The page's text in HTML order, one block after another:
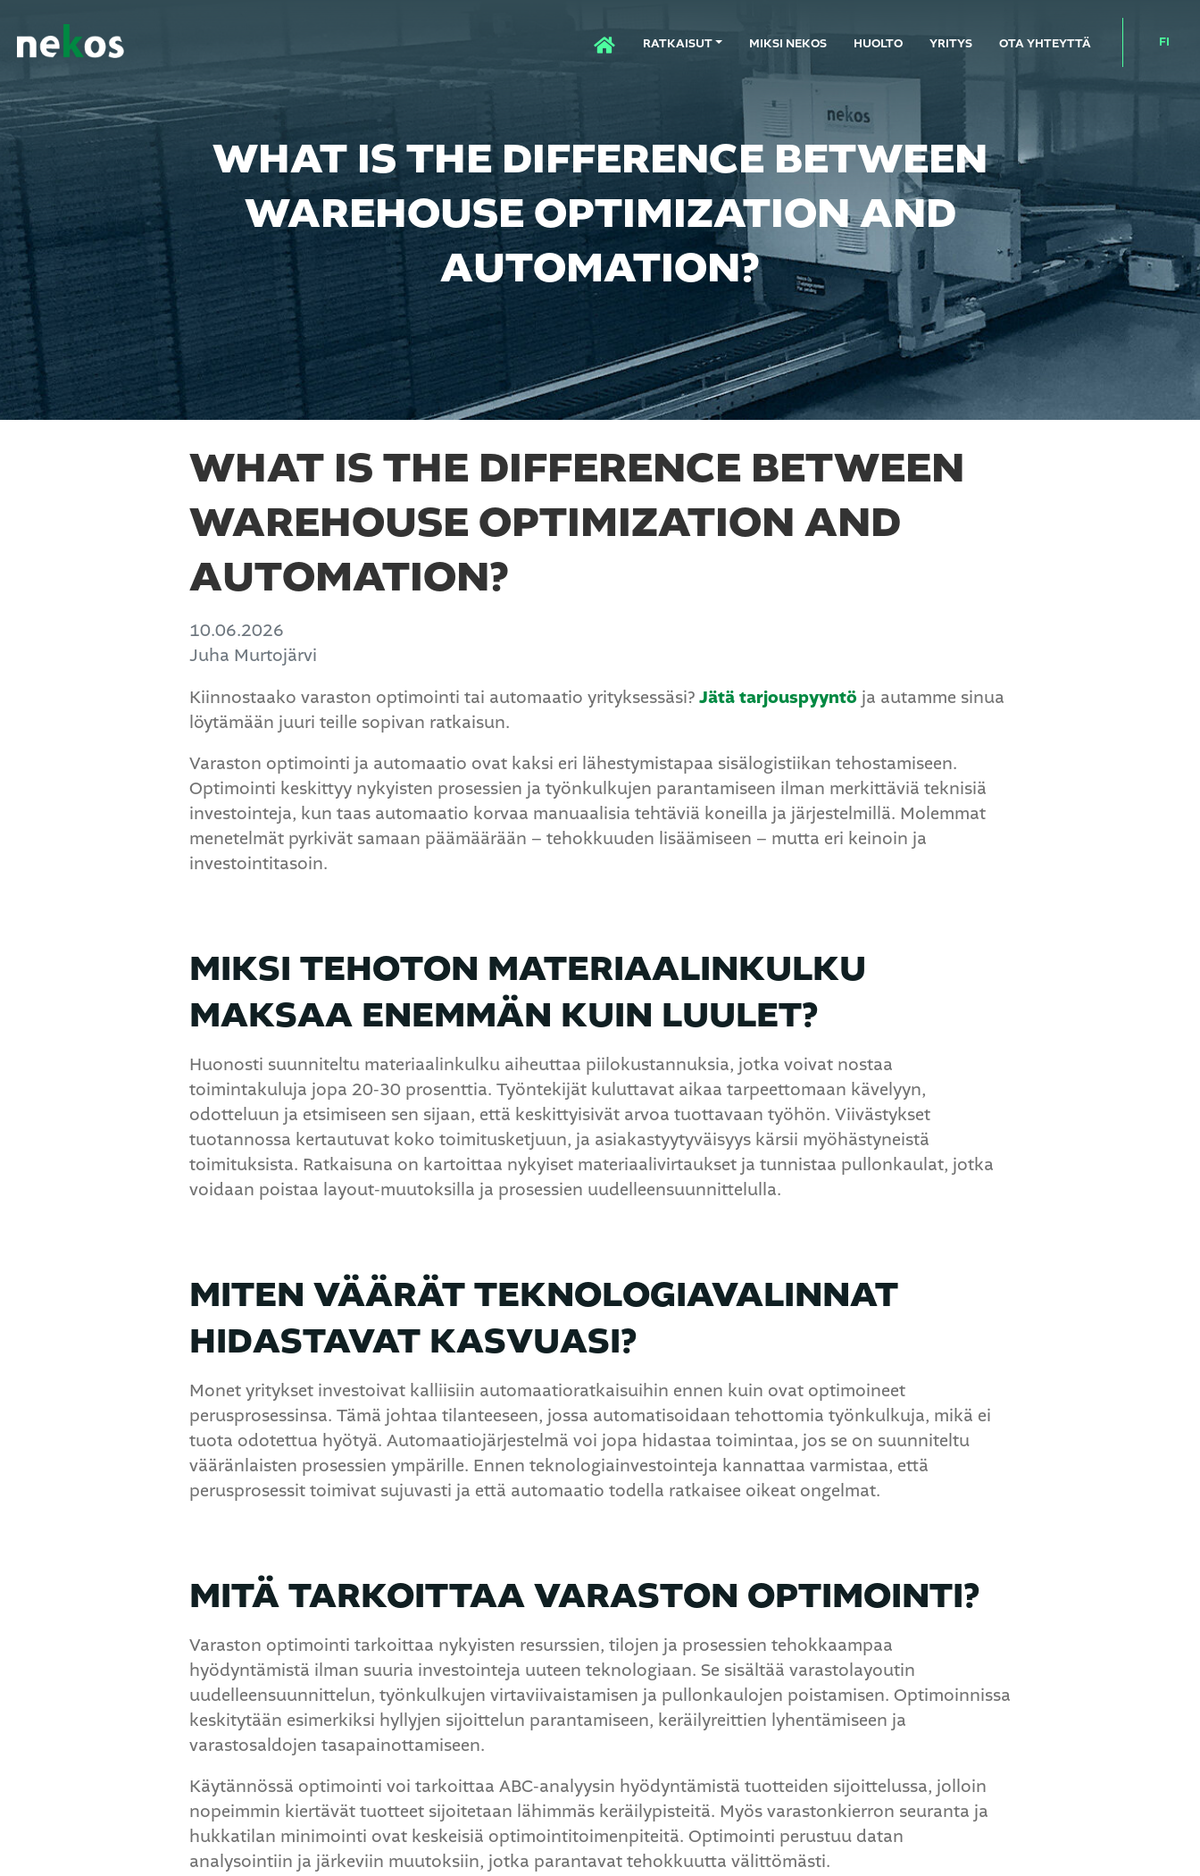
ETUSIVU
RATKAISUT MIKSI NEKOS HUOLTO YRITYS OTA YHTEYTTÄ FI
WHAT IS THE DIFFERENCE BETWEEN
WAREHOUSE OPTIMIZATION AND
AUTOMATION?
WHAT IS THE DIFFERENCE BETWEEN
WAREHOUSE OPTIMIZATION AND
AUTOMATION?
10.06.2026
Juha Murtojärvi
Kiinnostaako varaston optimointi tai automaatio yrityksessäsi?Jätä tarjouspyyntö ja autamme sinua
löytämään juuri teille sopivan ratkaisun.
Varaston optimointi ja automaatio ovat kaksi eri lähestymistapaa sisälogistiikan tehostamiseen.
Optimointi keskittyy nykyisten prosessien ja työnkulkujen parantamiseen ilman merkittäviä teknisiä
investointeja, kun taas automaatio korvaa manuaalisia tehtäviä koneilla ja järjestelmillä. Molemmat
menetelmät pyrkivät samaan päämäärään – tehokkuuden lisäämiseen – mutta eri keinoin ja
investointitasoin.
MIKSI TEHOTON MATERIAALINKULKU
MAKSAA ENEMMÄN KUIN LUULET?
Huonosti suunniteltu materiaalinkulku aiheuttaa piilokustannuksia, jotka voivat nostaa
toimintakuluja jopa 20-30 prosenttia. Työntekijät kuluttavat aikaa tarpeettomaan kävelyyn,
odotteluun ja etsimiseen sen sijaan, että keskittyisivät arvoa tuottavaan työhön. Viivästykset
tuotannossa kertautuvat koko toimitusketjuun, ja asiakastyytyväisyys kärsii myöhästyneistä
toimituksista. Ratkaisuna on kartoittaa nykyiset materiaalivirtaukset ja tunnistaa pullonkaulat, jotka
voidaan poistaa layout-muutoksilla ja prosessien uudelleensuunnittelulla.
MITEN VÄÄRÄT TEKNOLOGIAVALINNAT
HIDASTAVAT KASVUASI?
Monet yritykset investoivat kalliisiin automaatioratkaisuihin ennen kuin ovat optimoineet
perusprosessinsa. Tämä johtaa tilanteeseen, jossa automatisoidaan tehottomia työnkulkuja, mikä ei
tuota odotettua hyötyä. Automaatiojärjestelmä voi jopa hidastaa toimintaa, jos se on suunniteltu
vääränlaisten prosessien ympärille. Ennen teknologiainvestointeja kannattaa varmistaa, että
perusprosessit toimivat sujuvasti ja että automaatio todella ratkaisee oikeat ongelmat.
MITÄ TARKOITTAA VARASTON OPTIMOINTI?
Varaston optimointi tarkoittaa nykyisten resurssien, tilojen ja prosessien tehokkaampaa
hyödyntämistä ilman suuria investointeja uuteen teknologiaan. Se sisältää varastolayoutin
uudelleensuunnittelun, työnkulkujen virtaviivaistamisen ja pullonkaulojen poistamisen. Optimoinnissa
keskitytään esimerkiksi hyllyjen sijoittelun parantamiseen, keräilyreittien lyhentämiseen ja
varastosaldojen tasapainottamiseen.
Käytännössä optimointi voi tarkoittaa ABC-analyysin hyödyntämistä tuotteiden sijoittelussa, jolloin
nopeimmin kiertävät tuotteet sijoitetaan lähimmäs keräilypisteitä. Myös varastonkierron seuranta ja
hukkatilan minimointi ovat keskeisiä optimointitoimenpiteitä. Optimointi perustuu datan
analysointiin ja järkeviin muutoksiin, jotka parantavat tehokkuutta välittömästi.